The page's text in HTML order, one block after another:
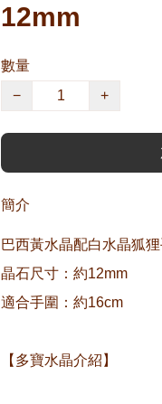
12mm
數量
−
+
簡介
巴西黃水晶配白水晶狐
晶石尺寸：約12mm
適合手圍：約16cm
【多寶水晶介紹】